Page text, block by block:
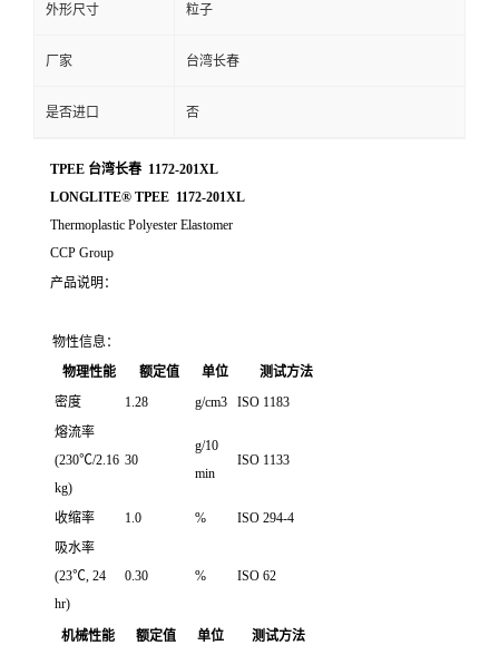
外形尺寸 粒子
厂家 台湾长春
是否进口 否
TPEE 台湾长春 1172-201XL
LONGLITE® TPEE 1172-201XL
Thermoplastic Polyester Elastomer
CCP Group
产品说明：
物性信息：
物理性能
额定值 单位
测试方法
密度
1.28 g/cm3
ISO 1183
熔流率
(230℃/2.16
kg)
30
g/10
min
ISO 1133
收缩率 1.0 %
ISO 294-4
吸水率
(23℃, 24
hr)
0.30 % ISO 62
机械性能 额定值 单位
测试方法